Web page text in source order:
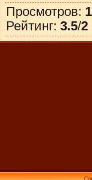
Просмотров:
Рейтинг: 3.5/2